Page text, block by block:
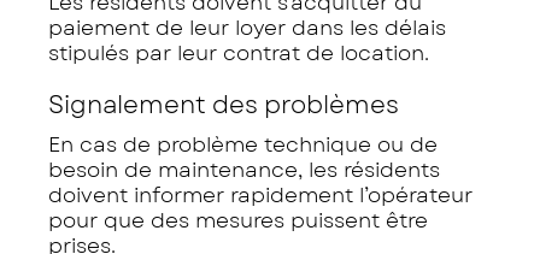
paiement de leur loyer dans les délais
stipulés par leur contrat de location.
Signalement des problèmes
En cas de problème technique ou de
besoin de maintenance, les résidents
doivent informer rapidement l’opérateur
pour que des mesures puissent être
prises.